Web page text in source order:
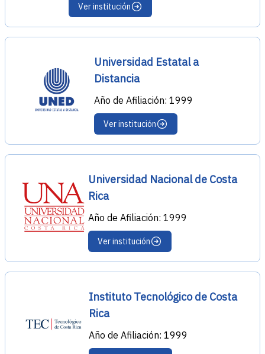
Ver institución
Universidad Estatal a
Distancia
Año de Afiliación: 1999
Ver institución
Universidad Nacional de Costa
Rica
Año de Afiliación: 1999
Ver institución
Instituto Tecnológico de Costa
Rica
Año de Afiliación: 1999